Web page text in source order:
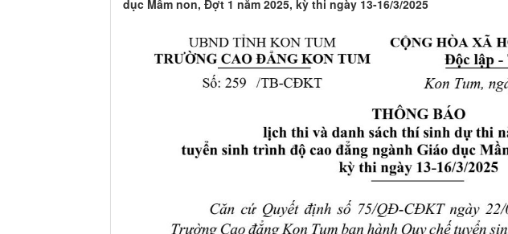
dục Mầm non, Đợt 1 năm 2025, kỳ thi ngày 13-16/3/2025